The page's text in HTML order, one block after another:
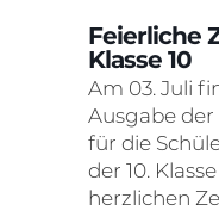
Feierliche
Klasse 10
Am 03. Juli
Ausgabe der
für die
der 10.
herzlichen